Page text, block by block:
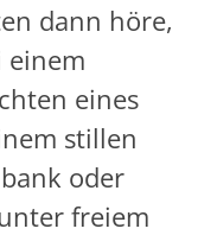
dann höre,
einem
eines
stillen
oder
freiem